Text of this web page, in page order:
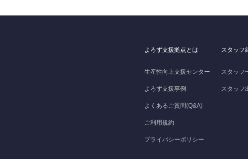
よろず支援拠点とは
生産性向上支援センター
よろず支援事例
よくあるご質問(Q&A)
ご利用規約
プライバシーポリシー
スタッフ
スタッフ
スタッフ